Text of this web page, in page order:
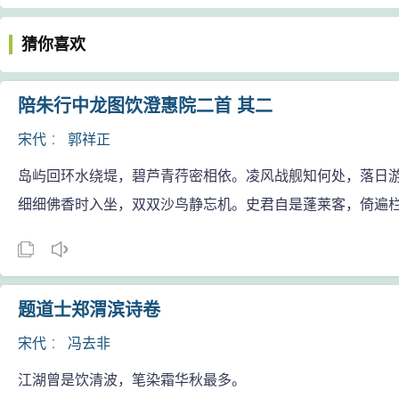
猜你喜欢
陪朱行中龙图饮澄惠院二首 其二
宋代 ： 郭祥正
岛屿回环水绕堤，碧芦青荇密相依。凌风战舰知何处，落日
细细佛香时入坐，双双沙鸟静忘机。史君自是蓬莱客，倚遍
题道士郑渭滨诗卷
宋代 ： 冯去非
江湖曾是饮清波，笔染霜华秋最多。